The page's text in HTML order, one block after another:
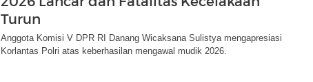
Turun
Anggota Komisi V DPR RI Danang Wicaksana Sulistya mengapresiasi
Korlantas Polri atas keberhasilan mengawal mudik 2026.